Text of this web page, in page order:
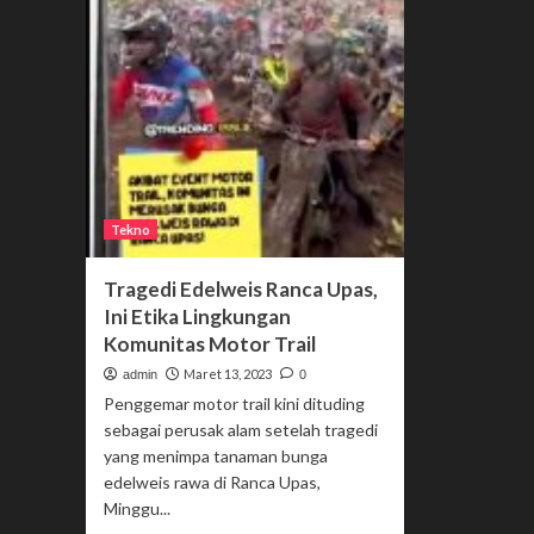
Tekno
Tragedi Edelweis Ranca Upas,
Ini Etika Lingkungan
Komunitas Motor Trail
admin Maret 13, 2023 0
Penggemar motor trail kini dituding
sebagai perusak alam setelah tragedi
yang menimpa tanaman bunga
edelweis rawa di Ranca Upas,
Minggu...